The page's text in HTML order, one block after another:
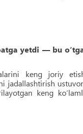
yetdi — bu
keng joriy
jadallashtirish
keng